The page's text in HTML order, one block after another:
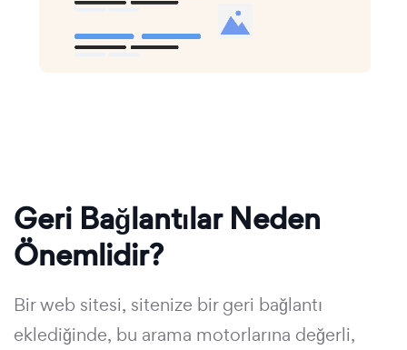
Geri Bağlantılar Neden
Önemlidir?
Bir web sitesi, sitenize bir geri bağlantı
eklediğinde, bu arama motorlarına değerli,